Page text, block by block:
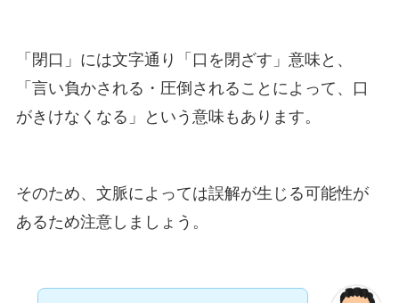
「閉口」には文字通り「口を閉ざす」意味と、
「言い負かされる・圧倒されることによって、口
がきけなくなる」という意味もあります。
そのため、文脈によっては誤解が生じる可能性が
あるため注意しましょう。